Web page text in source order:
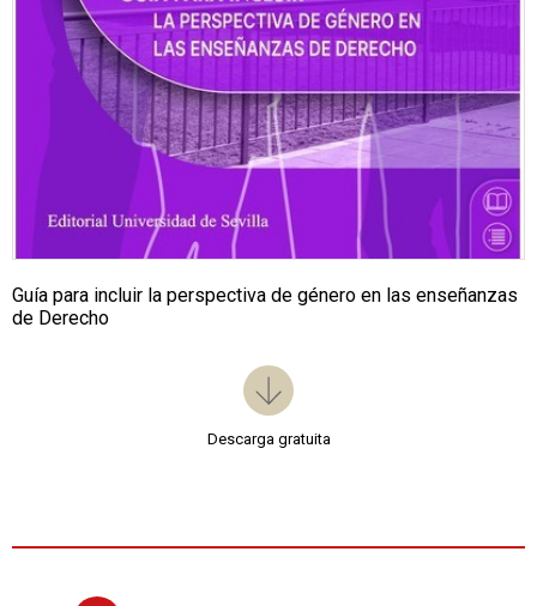
Guía para incluir la perspectiva de género en las enseñanzas
de Derecho
Descarga gratuita